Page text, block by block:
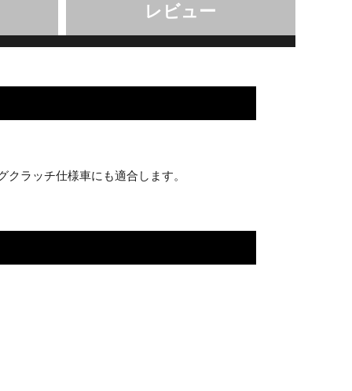
レビュー
ラッチ仕様車にも適合します。